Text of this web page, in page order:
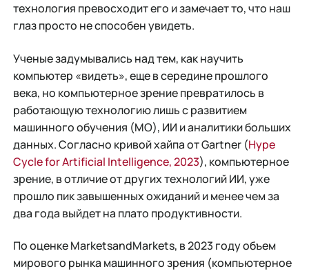
технология превосходит его и замечает то, что наш
глаз просто не способен увидеть.
Ученые задумывались над тем, как научить
компьютер «видеть», еще в середине прошлого
века, но компьютерное зрение превратилось в
работающую технологию лишь с развитием
машинного обучения (МО), ИИ и аналитики больших
данных. Согласно кривой хайпа от Gartner (Hype
Cycle for Artificial Intelligence, 2023), компьютерное
зрение, в отличие от других технологий ИИ, уже
прошло пик завышенных ожиданий и менее чем за
два года выйдет на плато продуктивности.
По оценке MarketsandMarkets, в 2023 году объем
мирового рынка машинного зрения (компьютерное